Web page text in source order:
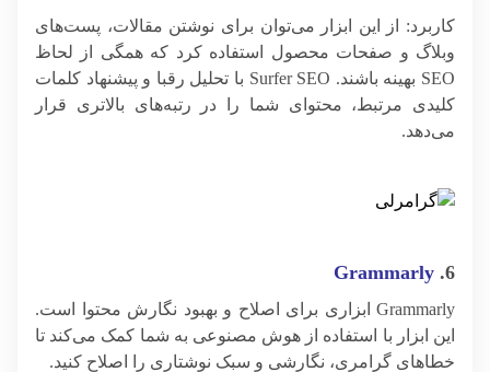
کاربرد: از این ابزار می‌توان برای نوشتن مقالات، پست‌های
وبلاگ و صفحات محصول استفاده کرد که همگی از لحاظ
SEO بهینه باشند. Surfer SEO با تحلیل رقبا و پیشنهاد کلمات
کلیدی مرتبط، محتوای شما را در رتبه‌های بالاتری قرار
می‌دهد.
6.
Grammarly
Grammarly ابزاری برای اصلاح و بهبود نگارش محتوا است.
این ابزار با استفاده از هوش مصنوعی به شما کمک می‌کند تا
خطاهای گرامری، نگارشی و سبک نوشتاری را اصلاح کنید.